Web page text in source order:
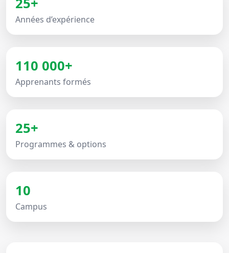
Années d’expérience
110 000+
Apprenants formés
25+
Programmes & options
10
Campus